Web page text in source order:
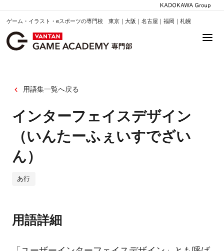
ゲーム・イラスト・eスポーツの専門校 東京｜大阪｜名古屋｜福岡｜札幌
用語集一覧へ戻る
インターフェイスデザイン
（いんたーふぇいすでざい
ん）
あ行
用語詳細